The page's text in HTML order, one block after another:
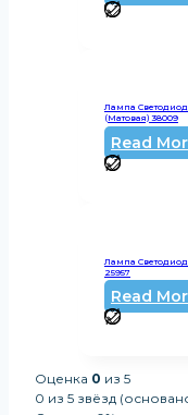
Лампа
(Матовая) 38009
Read
Лампа
25957
Read
Оценка 0 из 5
0 из 5 звёзд